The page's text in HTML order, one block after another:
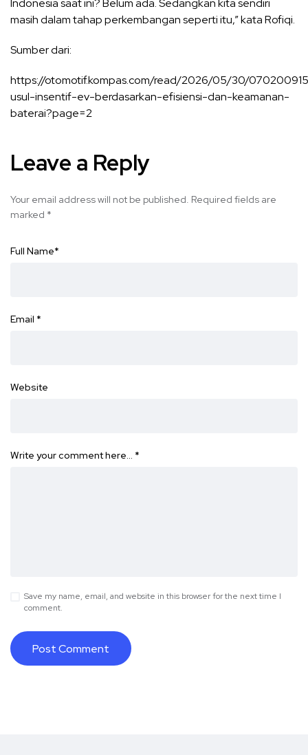
Indonesia saat ini? Belum ada. Sedangkan kita sendiri
masih dalam tahap perkembangan seperti itu,” kata Rofiqi.
Sumber dari:
https://otomotif.kompas.com/read/2026/05/30/
usul-insentif-ev-berdasarkan-efisiensi-dan-keamanan-
baterai?page=2
Leave a Reply
Your email address will not be published. Required fields are
marked *
Full Name*
Email *
Website
Write your comment here… *
Save my name, email, and website in this browser for the next time I
comment.